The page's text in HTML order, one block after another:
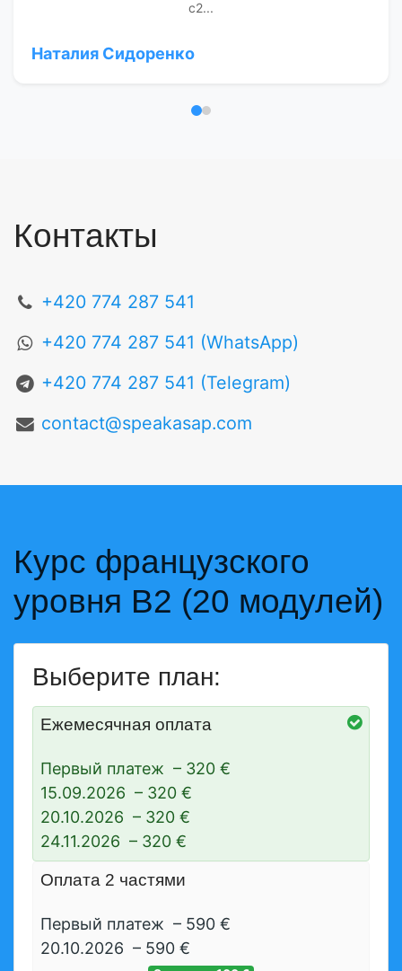
c2...
Наталия Сидоренко
Отзыв 1
Контакты
+420 774 287 541
+420 774 287 541 (WhatsApp)
+420 774 287 541 (Telegram)
contact@speakasap.com
Курс французского
уровня B2 (20 модулей)
Выберите план:
Ежемесячная оплата
Первый платеж – 320 €
15.09.2026 – 320 €
20.10.2026 – 320 €
24.11.2026 – 320 €
Оплата 2 частями
Первый платеж – 590 €
20.10.2026 – 590 €